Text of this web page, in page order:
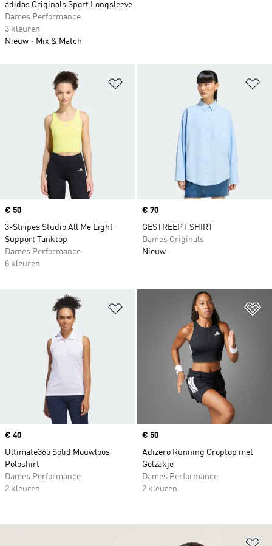
Op verlanglijst zetten
Price
€ 50
3-Stripes Studio All Me Light
Support Tanktop
Dames Performance
8 kleuren
Price
€ 70
GESTREEPT SHIRT
Dames Originals
Nieuw
Op verlanglijst zetten
Price
€ 40
Ultimate365 Solid Mouwloos
Poloshirt
Dames Performance
2 kleuren
Price
€ 50
Adizero Running Croptop met
Gelzakje
Dames Performance
2 kleuren
adidas Originals Sport Longsleeve
Dames Performance
3 kleuren
Nieuw
Mix & Match